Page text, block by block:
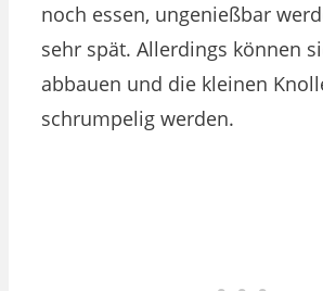
noch essen, ungenießbar
sehr spät. Allerdings können
abbauen und die kleinen
schrumpelig werden.